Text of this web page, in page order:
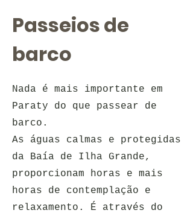
Passeios de
barco
Nada é mais importante em
Paraty do que passear de
barco.
As águas calmas e protegidas
da Baía de Ilha Grande,
proporcionam horas e mais
horas de contemplação e
relaxamento. É através do